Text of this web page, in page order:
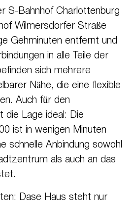
S-Bahnhof Charlottenburg
Wilmersdorfer Straße
Gehminuten entfernt und
in alle Teile der
sich mehrere
Nähe, die eine flexible
Auch für den
die Lage ideal: Die
ist in wenigen Minuten
schnelle Anbindung sowohl
als auch an das
Dase Haus steht nur